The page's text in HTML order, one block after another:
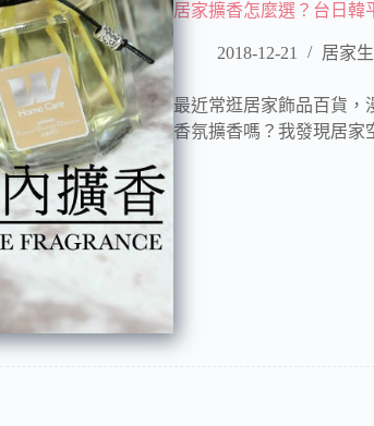
居家擴香怎麼選？台日韓
2018-12-21 居家
最近常逛居家飾品百貨，
香氛擴香嗎？我發現居